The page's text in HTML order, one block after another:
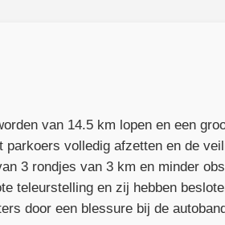
van 14.5 km lopen en een
volledig afzetten en de
3 rondjes van 3 km en minder
teleurstelling en zij hebben
door een blessure bij de